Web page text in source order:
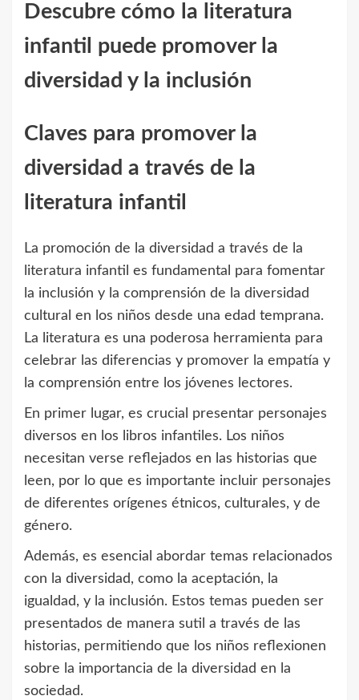
Descubre cómo la literatura
infantil puede promover la
diversidad y la inclusión
Claves para promover la
diversidad a través de la
literatura infantil
La promoción de la diversidad a través de la
literatura infantil es fundamental para fomentar
la inclusión y la comprensión de la diversidad
cultural en los niños desde una edad temprana.
La literatura es una poderosa herramienta para
celebrar las diferencias y promover la empatía y
la comprensión entre los jóvenes lectores.
En primer lugar, es crucial presentar personajes
diversos en los libros infantiles. Los niños
necesitan verse reflejados en las historias que
leen, por lo que es importante incluir personajes
de diferentes orígenes étnicos, culturales, y de
género.
Además, es esencial abordar temas relacionados
con la diversidad, como la aceptación, la
igualdad, y la inclusión. Estos temas pueden ser
presentados de manera sutil a través de las
historias, permitiendo que los niños reflexionen
sobre la importancia de la diversidad en la
sociedad.